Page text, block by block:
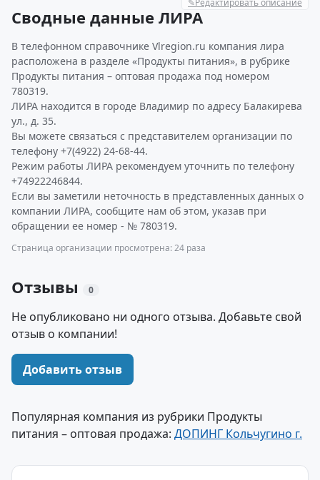
✎Редактировать описание
Сводные данные ЛИРА
В телефонном справочнике Vlregion.ru компания лира
расположена в разделе «Продукты питания», в рубрике
Продукты питания – оптовая продажа под номером
780319.
ЛИРА находится в городе Владимир по адресу Балакирева
ул., д. 35.
Вы можете связаться с представителем организации по
телефону +7(4922) 24-68-44.
Режим работы ЛИРА рекомендуем уточнить по телефону
+74922246844.
Если вы заметили неточность в представленных данных о
компании ЛИРА, сообщите нам об этом, указав при
обращении ее номер - № 780319.
Страница организации просмотрена: 24 раза
Отзывы 0
Не опубликовано ни одного отзыва. Добавьте свой
отзыв о компании!
Добавить отзыв
Популярная компания из рубрики Продукты
питания – оптовая продажа: ДОПИНГ Кольчугино г.